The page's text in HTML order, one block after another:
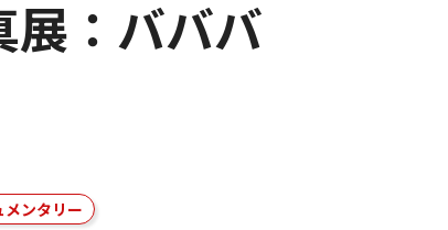
展：バババ
メンタリー